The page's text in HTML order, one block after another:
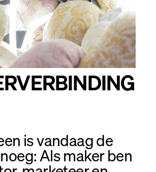
is vandaag de
Als maker ben